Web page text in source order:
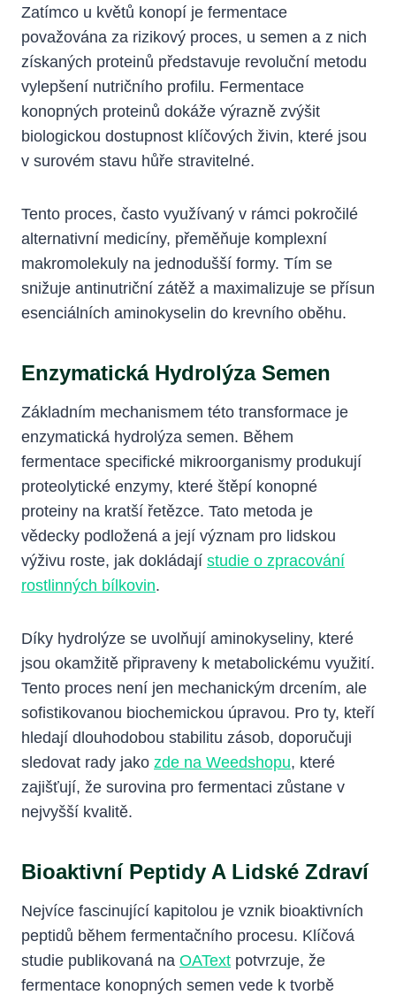
Zatímco u květů konopí je fermentace
považována za rizikový proces, u semen a z nich
získaných proteinů představuje revoluční metodu
vylepšení nutričního profilu. Fermentace
konopných proteinů dokáže výrazně zvýšit
biologickou dostupnost klíčových živin, které jsou
v surovém stavu hůře stravitelné.
Tento proces, často využívaný v rámci pokročilé
alternativní medicíny, přeměňuje komplexní
makromolekuly na jednodušší formy. Tím se
snižuje antinutriční zátěž a maximalizuje se přísun
esenciálních aminokyselin do krevního oběhu.
Enzymatická Hydrolýza Semen
Základním mechanismem této transformace je
enzymatická hydrolýza semen. Během
fermentace specifické mikroorganismy produkují
proteolytické enzymy, které štěpí konopné
proteiny na kratší řetězce. Tato metoda je
vědecky podložená a její význam pro lidskou
výživu roste, jak dokládají studie o zpracování
rostlinných bílkovin.
Díky hydrolýze se uvolňují aminokyseliny, které
jsou okamžitě připraveny k metabolickému využití.
Tento proces není jen mechanickým drcením, ale
sofistikovanou biochemickou úpravou. Pro ty, kteří
hledají dlouhodobou stabilitu zásob, doporučuji
sledovat rady jako zde na Weedshopu, které
zajišťují, že surovina pro fermentaci zůstane v
nejvyšší kvalitě.
Bioaktivní Peptidy A Lidské Zdraví
Nejvíce fascinující kapitolou je vznik bioaktivních
peptidů během fermentačního procesu. Klíčová
studie publikovaná na OAText potvrzuje, že
fermentace konopných semen vede k tvorbě